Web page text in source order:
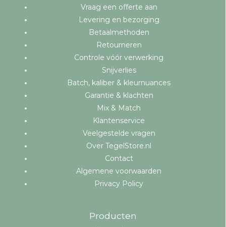
Vraag een offerte aan
Levering en bezorging
Betaalmethoden
Retourneren
Controle vóór verwerking
Snijverlies
Batch, kaliber & kleurnuances
Garantie & klachten
Mix & Match
Klantenservice
Veelgestelde vragen
Over TegelStore.nl
Contact
Algemene voorwaarden
Privacy Policy
Producten